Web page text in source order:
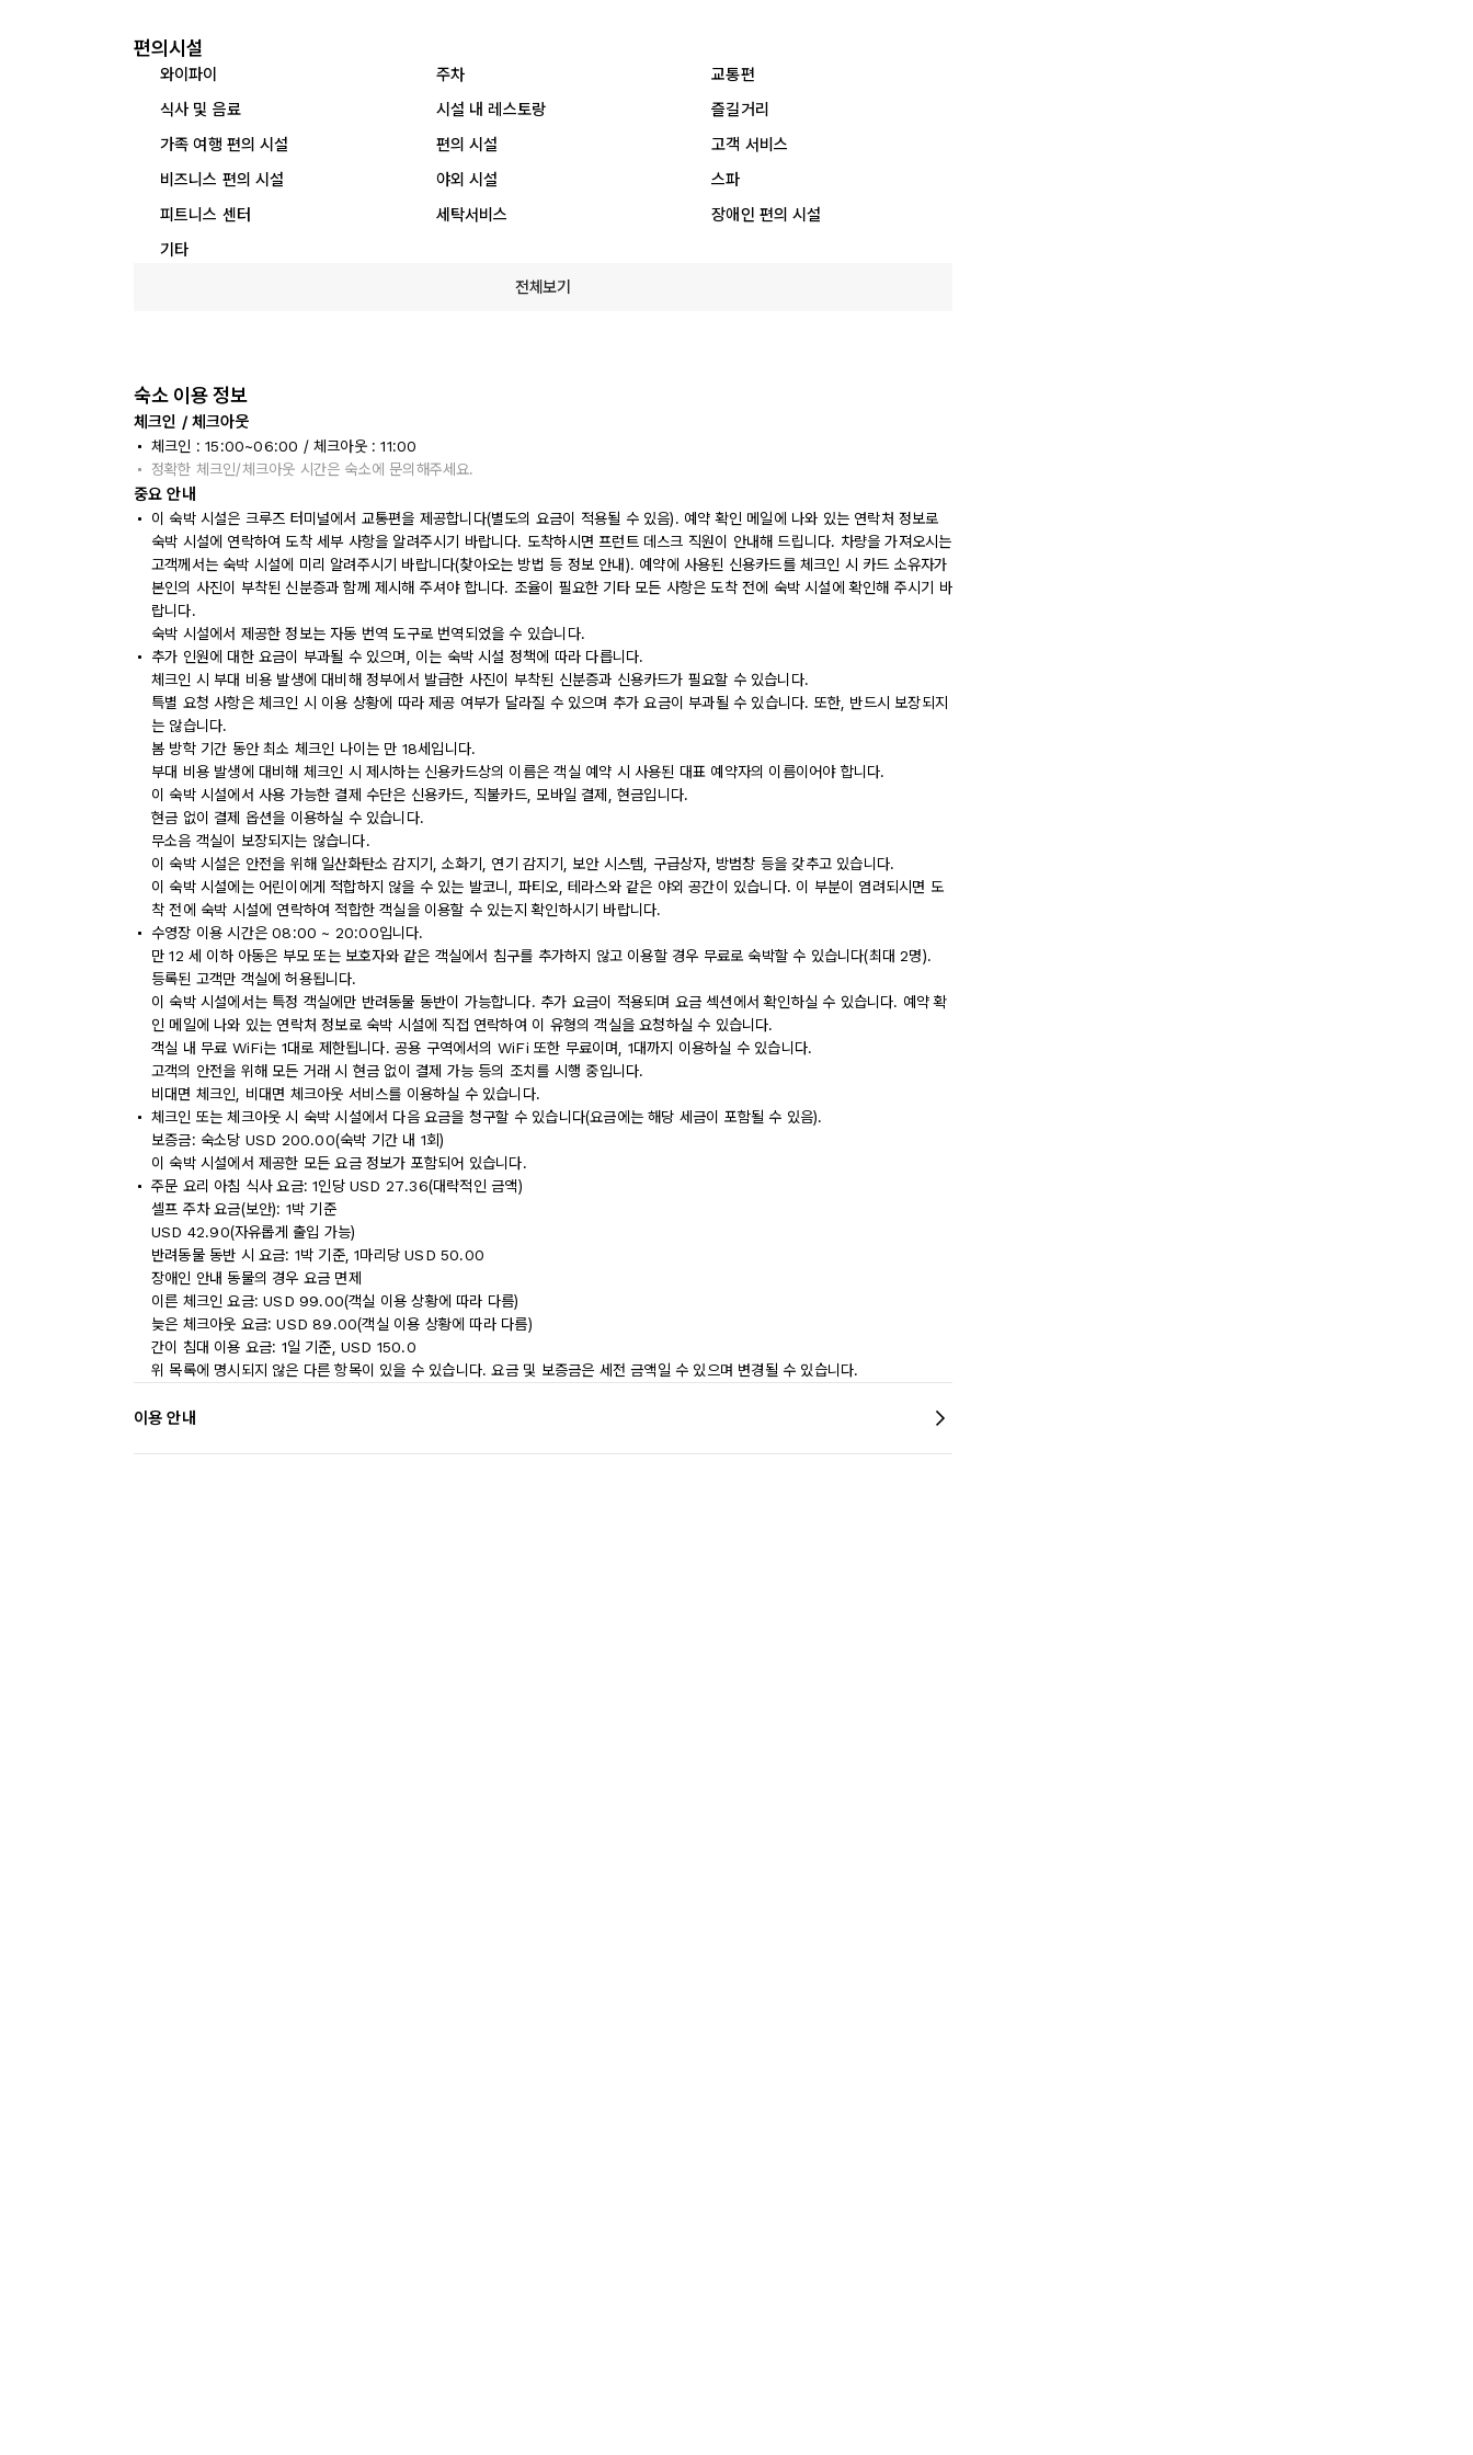
편의시설
와이파이 주차
교통편
식사 및 음료
시설 내 레스토랑
즐길거리
가족 여행 편의 시설
편의 시설
고객 서비스
비즈니스 편의 시설
야외 시설
스파
피트니스 센터
세탁서비스
장애인 편의 시설
기타
전체보기
숙소 이용 정보
체크인 / 체크아웃
체크인 : 15:00~06:00 / 체크아웃 : 11:00
정확한 체크인/체크아웃 시간은 숙소에 문의해주세요.
중요 안내
이 숙박 시설은 크루즈 터미널에서 교통편을 제공합니다(별도의 요금이 적용될 수 있음). 예약 확인 메일에 나와 있는 연락처 정보로
숙박 시설에 연락하여 도착 세부 사항을 알려주시기 바랍니다. 도착하시면 프런트 데스크 직원이 안내해 드립니다. 차량을 가져오시는
고객께서는 숙박 시설에 미리 알려주시기 바랍니다(찾아오는 방법 등 정보 안내). 예약에 사용된 신용카드를 체크인 시 카드 소유자가
본인의 사진이 부착된 신분증과 함께 제시해 주셔야 합니다. 조율이 필요한 기타 모든 사항은 도착 전에 숙박 시설에 확인해 주시기 바
랍니다.
숙박 시설에서 제공한 정보는 자동 번역 도구로 번역되었을 수 있습니다.
추가 인원에 대한 요금이 부과될 수 있으며, 이는 숙박 시설 정책에 따라 다릅니다.
체크인 시 부대 비용 발생에 대비해 정부에서 발급한 사진이 부착된 신분증과 신용카드가 필요할 수 있습니다.
특별 요청 사항은 체크인 시 이용 상황에 따라 제공 여부가 달라질 수 있으며 추가 요금이 부과될 수 있습니다. 또한, 반드시 보장되지
는 않습니다.
봄 방학 기간 동안 최소 체크인 나이는 만 18세입니다.
부대 비용 발생에 대비해 체크인 시 제시하는 신용카드상의 이름은 객실 예약 시 사용된 대표 예약자의 이름이어야 합니다.
이 숙박 시설에서 사용 가능한 결제 수단은 신용카드, 직불카드, 모바일 결제, 현금입니다.
현금 없이 결제 옵션을 이용하실 수 있습니다.
무소음 객실이 보장되지는 않습니다.
이 숙박 시설은 안전을 위해 일산화탄소 감지기, 소화기, 연기 감지기, 보안 시스템, 구급상자, 방범창 등을 갖추고 있습니다.
이 숙박 시설에는 어린이에게 적합하지 않을 수 있는 발코니, 파티오, 테라스와 같은 야외 공간이 있습니다. 이 부분이 염려되시면 도
착 전에 숙박 시설에 연락하여 적합한 객실을 이용할 수 있는지 확인하시기 바랍니다.
수영장 이용 시간은 08:00 ~ 20:00입니다.
만 12 세 이하 아동은 부모 또는 보호자와 같은 객실에서 침구를 추가하지 않고 이용할 경우 무료로 숙박할 수 있습니다(최대 2명).
등록된 고객만 객실에 허용됩니다.
이 숙박 시설에서는 특정 객실에만 반려동물 동반이 가능합니다. 추가 요금이 적용되며 요금 섹션에서 확인하실 수 있습니다. 예약 확
인 메일에 나와 있는 연락처 정보로 숙박 시설에 직접 연락하여 이 유형의 객실을 요청하실 수 있습니다.
객실 내 무료 WiFi는 1대로 제한됩니다. 공용 구역에서의 WiFi 또한 무료이며, 1대까지 이용하실 수 있습니다.
고객의 안전을 위해 모든 거래 시 현금 없이 결제 가능 등의 조치를 시행 중입니다.
비대면 체크인, 비대면 체크아웃 서비스를 이용하실 수 있습니다.
체크인 또는 체크아웃 시 숙박 시설에서 다음 요금을 청구할 수 있습니다(요금에는 해당 세금이 포함될 수 있음).
보증금: 숙소당 USD 200.00(숙박 기간 내 1회)
이 숙박 시설에서 제공한 모든 요금 정보가 포함되어 있습니다.
주문 요리 아침 식사 요금: 1인당 USD 27.36(대략적인 금액)
셀프 주차 요금(보안): 1박 기준
USD 42.90(자유롭게 출입 가능)
반려동물 동반 시 요금: 1박 기준, 1마리당 USD 50.00
장애인 안내 동물의 경우 요금 면제
이른 체크인 요금: USD 99.00(객실 이용 상황에 따라 다름)
늦은 체크아웃 요금: USD 89.00(객실 이용 상황에 따라 다름)
간이 침대 이용 요금: 1일 기준, USD 150.0
위 목록에 명시되지 않은 다른 항목이 있을 수 있습니다. 요금 및 보증금은 세전 금액일 수 있으며 변경될 수 있습니다.
이용 안내